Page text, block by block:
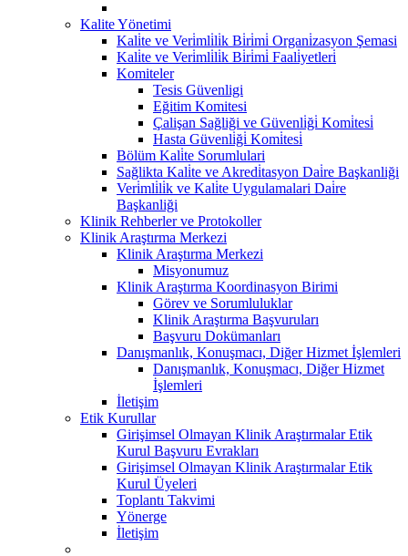
Kalite Yönetimi
Kali̇te ve Veri̇mli̇li̇k Bi̇ri̇mi̇ Organi̇zasyon Şemasi
Kali̇te ve Veri̇mli̇li̇k Bi̇ri̇mi̇ Faali̇yetleri̇
Komiteler
Tesis Güvenligi
Eğitim Komitesi
Çalişan Sağliği ve Güvenli̇ği̇ Komi̇tesi̇
Hasta Güvenli̇ği̇ Komi̇tesi̇
Bölüm Kali̇te Sorumlulari
Sağlikta Kali̇te ve Akredi̇tasyon Dai̇re Başkanliği
Veri̇mli̇li̇k ve Kali̇te Uygulamalari Dai̇re
Başkanliği
Klinik Rehberler ve Protokoller
Klinik Araştırma Merkezi
Klinik Araştırma Merkezi
Misyonumuz
Klinik Araştırma Koordinasyon Birimi
Görev ve Sorumluluklar
Klinik Araştırma Başvuruları
Başvuru Dokümanları
Danışmanlık, Konuşmacı, Diğer Hizmet İşlemleri
Danışmanlık, Konuşmacı, Diğer Hizmet
İşlemleri
İletişim
Etik Kurullar
Girişimsel Olmayan Klinik Araştırmalar Etik
Kurul Başvuru Evrakları
Girişimsel Olmayan Klinik Araştırmalar Etik
Kurul Üyeleri
Toplantı Takvimi
Yönerge
İletişim